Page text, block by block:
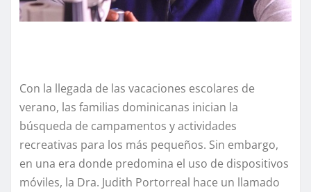
Con la llegada de las vacaciones escolares de
verano, las familias dominicanas inician la
búsqueda de campamentos y actividades
recreativas para los más pequeños. Sin embargo,
en una era donde predomina el uso de dispositivos
móviles, la Dra. Judith Portorreal hace un llamado